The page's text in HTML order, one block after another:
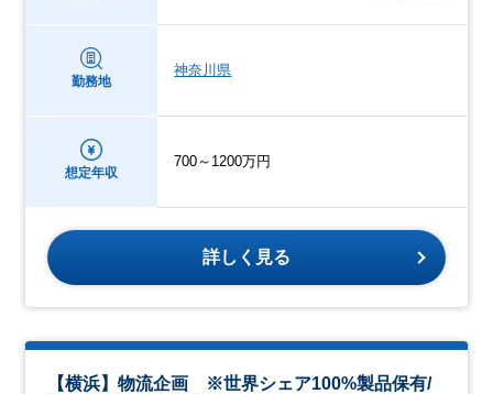
勤務地
神奈川県
想定年収
700～1200万円
詳しく見る
【横浜】物流企画 ※世界シェア100%製品保有/